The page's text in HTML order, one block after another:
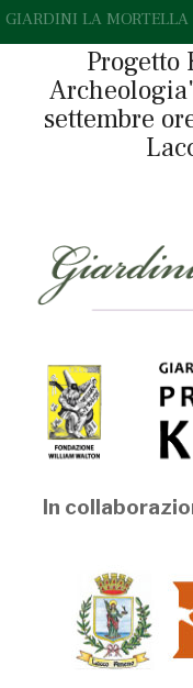
GIARDINI LA MORTELLA
Progetto
settembre
In